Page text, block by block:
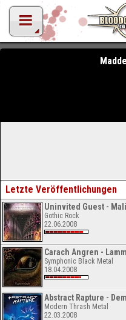
Letzte Veröffentlichungen
Uninvited Guest -
Gothic Rock
22.06.2008
Carach Angren -
Symphonic Black Metal
18.04.2008
Abstract Rapture -
Modern Thrash Metal
22.03.2008